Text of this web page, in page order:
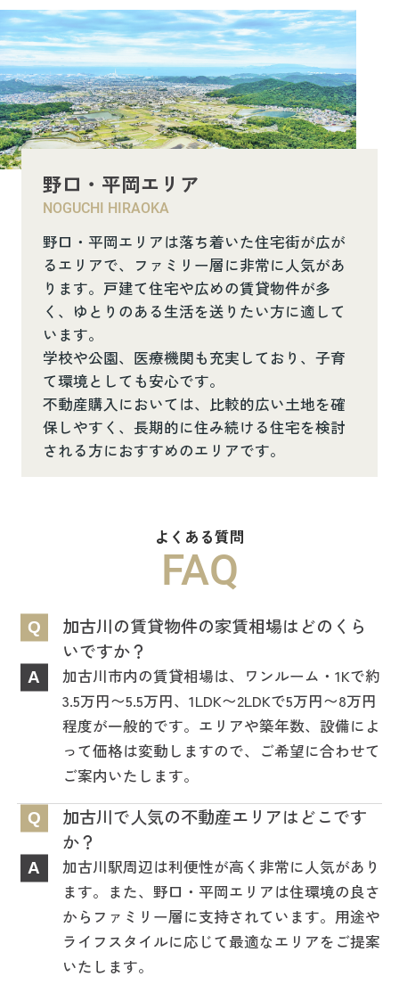
野口・平岡エリア
NOGUCHI HIRAOKA
野口・平岡エリアは落ち着いた住宅街が広が
るエリアで、ファミリー層に非常に人気があ
ります。戸建て住宅や広めの賃貸物件が多
く、ゆとりのある生活を送りたい方に適して
います。
学校や公園、医療機関も充実しており、子育
て環境としても安心です。
不動産購入においては、比較的広い土地を確
保しやすく、長期的に住み続ける住宅を検討
される方におすすめのエリアです。
よくある質問
FAQ
Q
加古川の賃貸物件の家賃相場はどのくら
いですか？
A
加古川市内の賃貸相場は、ワンルーム・1Kで約
3.5万円〜5.5万円、1LDK〜2LDKで5万円〜8万円
程度が一般的です。エリアや築年数、設備によ
って価格は変動しますので、ご希望に合わせて
ご案内いたします。
Q
加古川で人気の不動産エリアはどこです
か？
A
加古川駅周辺は利便性が高く非常に人気があり
ます。また、野口・平岡エリアは住環境の良さ
からファミリー層に支持されています。用途や
ライフスタイルに応じて最適なエリアをご提案
いたします。